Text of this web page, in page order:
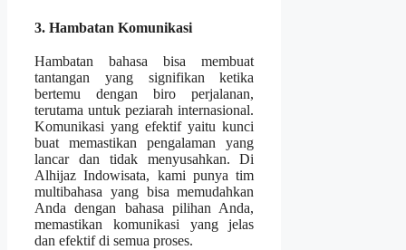
3. Hambatan Komunikasi
Hambatan bahasa bisa membuat
tantangan yang signifikan ketika
bertemu dengan biro perjalanan,
terutama untuk peziarah internasional.
Komunikasi yang efektif yaitu kunci
buat memastikan pengalaman yang
lancar dan tidak menyusahkan. Di
Alhijaz Indowisata, kami punya tim
multibahasa yang bisa memudahkan
Anda dengan bahasa pilihan Anda,
memastikan komunikasi yang jelas
dan efektif di semua proses.